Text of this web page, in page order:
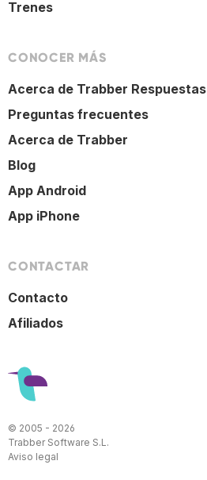
Trenes
CONOCER MÁS
Acerca de Trabber Respuestas
Preguntas frecuentes
Acerca de Trabber
Blog
App Android
App iPhone
CONTACTAR
Contacto
Afiliados
© 2005 - 2026
Trabber Software S.L.
Aviso legal